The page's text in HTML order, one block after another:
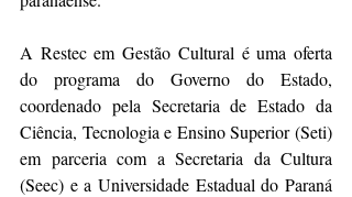
A Restec em Gestão Cultural é uma oferta
do programa do Governo do Estado,
coordenado pela Secretaria de Estado da
Ciência, Tecnologia e Ensino Superior (Seti)
em parceria com a Secretaria da Cultura
(Seec) e a Universidade Estadual do Paraná